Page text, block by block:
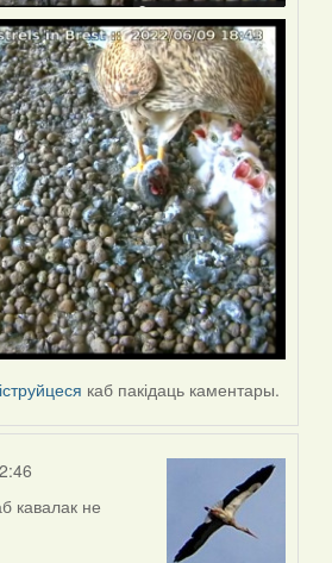
каб пакідаць каментары.
кавалак не